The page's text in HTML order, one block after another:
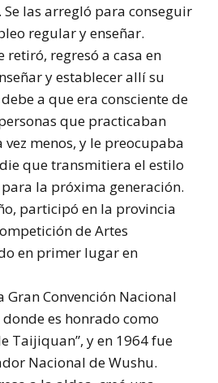
las arregló para conseguir
regular y enseñar.
retiró, regresó a casa en
y establecer allí su
a que era consciente de
que practicaban
menos, y le preocupaba
que transmitiera el estilo
la próxima generación.
participó en la provincia
de Artes
en primer lugar en
Gran Convención Nacional
es honrado como
Taijiquan”, y en 1964 fue
Nacional de Wushu.